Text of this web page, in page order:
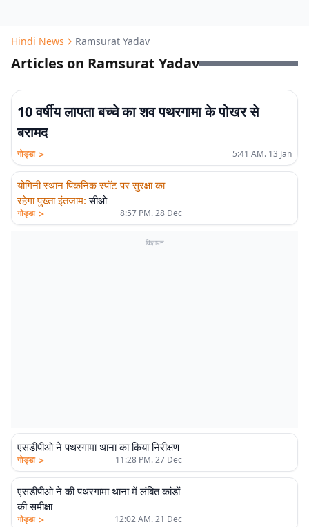
Hindi News Ramsurat Yadav
Articles on Ramsurat Yadav
10 वर्षीय लापता बच्चे का शव पथरगामा के पोखर से
बरामद
गोड्डा > 5:41 AM. 13 Jan
योगिनी स्थान पिकनिक स्पॉट पर सुरक्षा का
रहेगा पुख्ता इंतजाम: सीओ
गोड्डा > 8:57 PM. 28 Dec
विज्ञापन
एसडीपीओ ने पथरगामा थाना का किया निरीक्षण
गोड्डा > 11:28 PM. 27 Dec
एसडीपीओ ने की पथरगामा थाना में लंबित कांडों
की समीक्षा
गोड्डा > 12:02 AM. 21 Dec